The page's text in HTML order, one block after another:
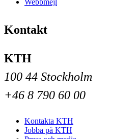
Webbmejl
Kontakt
KTH
100 44 Stockholm
+46 8 790 60 00
Kontakta KTH
Jobba på KTH